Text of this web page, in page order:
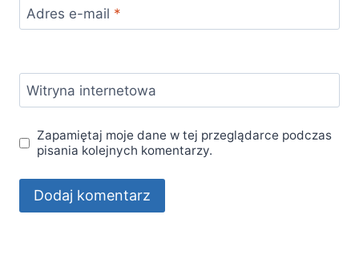
Adres e-mail *
Witryna internetowa
Zapamiętaj moje dane w tej przeglądarce podczas
pisania kolejnych komentarzy.